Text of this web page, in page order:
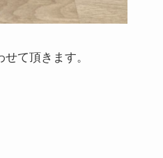
て頂きます。